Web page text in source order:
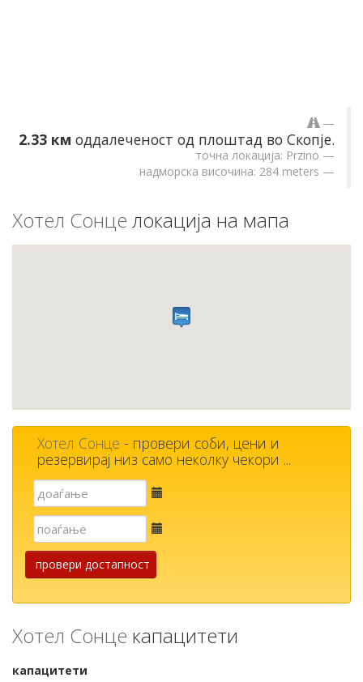
2.33 км оддалеченост од плоштад во Скопје.
точна локација: Przino
надморска височина: 284 meters
Хотел Сонце локација на мапа
Хотел Сонце - провери соби, цени и
резервирај низ само неколку чекори ...
Е-
пошта
Е-
пошта
провери достапност
Хотел Сонце капацитети
капацитети